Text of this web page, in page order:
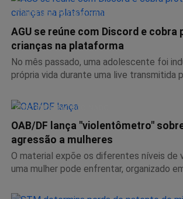
CONTEÚDO PATROCINADO
AGU se reúne com Discord e cobra
crianças na plataforma
No mês passado, uma adolescente foi
própria vida durante uma live transmitida
CONTEÚDO PATROCINADO
OAB/DF lança "violentômetro"
agressão a mulheres
O material expõe os diferentes níveis de
uma mulher pode enfrentar, organizado em